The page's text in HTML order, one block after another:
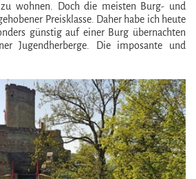
wohnen. Doch die meisten Burg- und
Preisklasse. Daher habe ich heute
günstig auf einer Burg übernachten
Jugendherberge. Die imposante und